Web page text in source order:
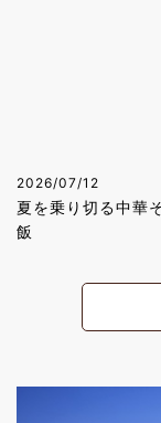
2026/07/12
夏を乗り切る中華
飯